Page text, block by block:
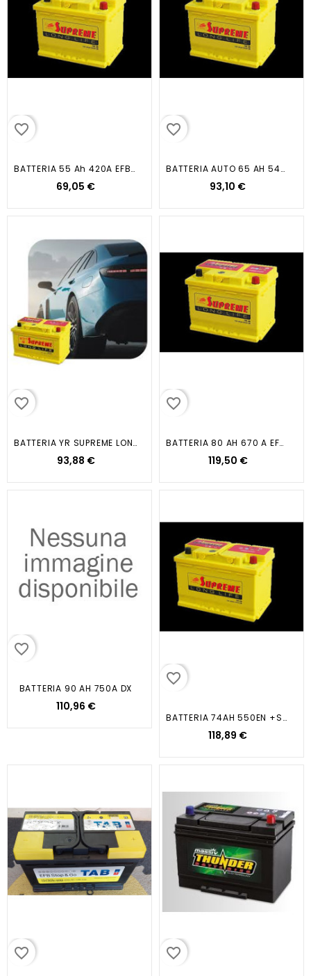
favorite_border
BATTERIA 55 Ah 420A EFB...
69,05 €
favorite_border
BATTERIA AUTO 65 AH 540A EN...
93,10 €
favorite_border
BATTERIA YR SUPREME LONG LIFE DX...
93,88 €
favorite_border
BATTERIA 80 AH 670 A EFB...
119,50 €
favorite_border
BATTERIA 90 AH 750A DX
110,96 €
favorite_border
BATTERIA 74AH 550EN +SX...
118,89 €
favorite_border favorite_border